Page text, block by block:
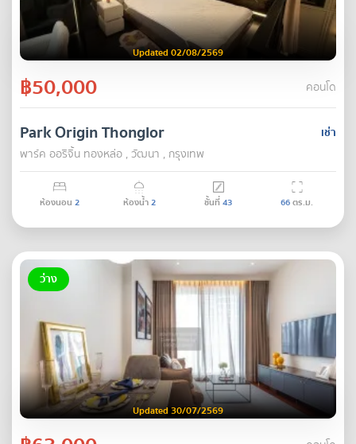
Updated 02/08/2569
฿50,000 คอนโด
เช่า
Park Origin Thonglor
พาร์ค ออริจิ้น ทองหล่อ , วัฒนา , กรุงเทพ
ห้องนอน 2 ห้องน้ำ2 ชั้นที่43 66ตร.ม.
ว่าง
Updated 30/07/2569